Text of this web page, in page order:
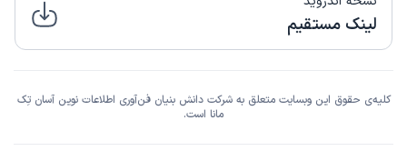
لینک مستقیم
کلیه‌ی حقوق این وبسایت متعلق به شرکت دانش بنیان فن‌آوری اطلاعات نوین آسان تِک
مانا است.